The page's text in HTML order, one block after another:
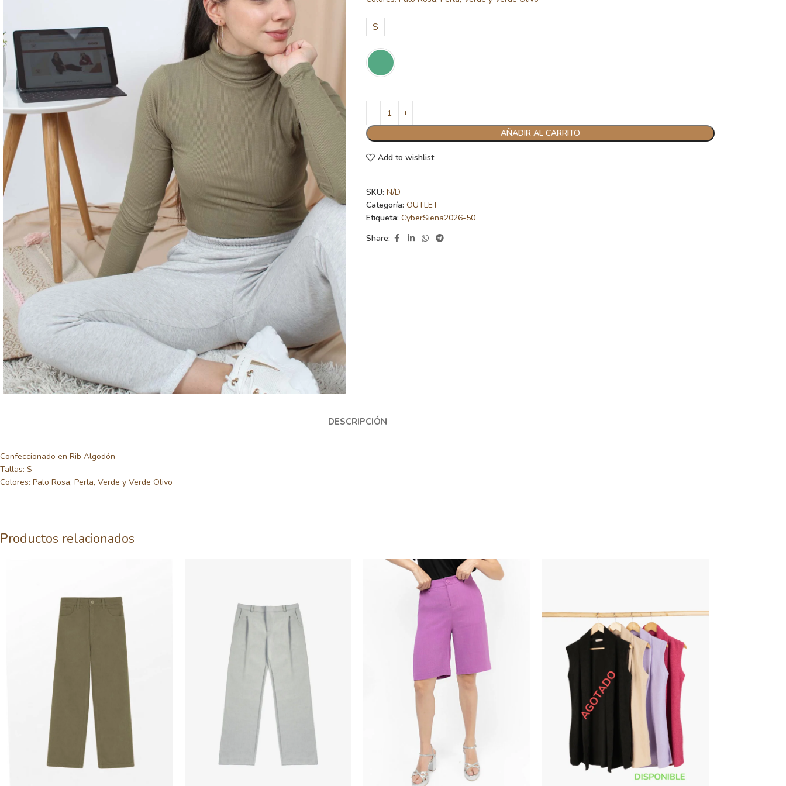
S
AÑADIR AL CARRITO
Add to wishlist
SKU: N/D
Categoría: OUTLET
Etiqueta: CyberSiena2026-50
Share:
DESCRIPCIÓN
Confeccionado en Rib Algodón
Tallas: S
Colores: Palo Rosa, Perla, Verde y Verde Olivo
Productos relacionados